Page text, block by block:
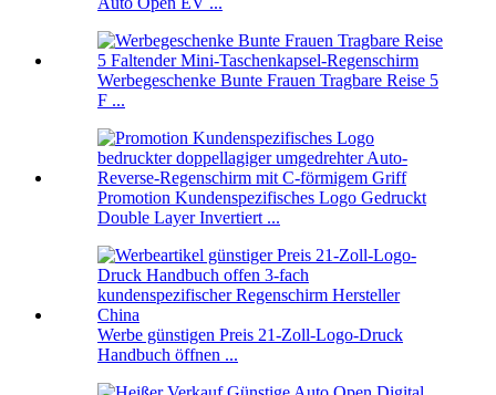
Werbegeschenke Bunte Frauen Tragbare Reise 5
F ...
Promotion Kundenspezifisches Logo Gedruckt
Double Layer Invertiert ...
Werbe günstigen Preis 21-Zoll-Logo-Druck
Handbuch öffnen ...